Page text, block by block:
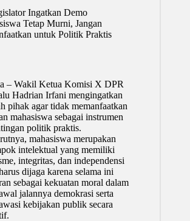
– Wakil Ketua Komisi X DPR
Hadrian Irfani mengingatkan
pihak agar tidak memanfaatkan
mahasiswa sebagai instrumen
politik praktis.
mahasiswa merupakan
intelektual yang memiliki
integritas, dan independensi
dijaga karena selama ini
sebagai kekuatan moral dalam
jalannya demokrasi serta
kebijakan publik secara